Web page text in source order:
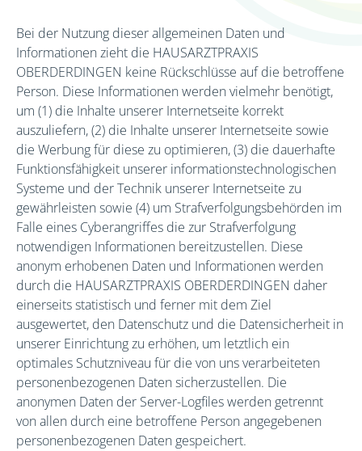
Bei der Nutzung dieser allgemeinen Daten und
Informationen zieht die HAUSARZTPRAXIS
OBERDERDINGEN keine Rückschlüsse auf die betroffene
Person. Diese Informationen werden vielmehr benötigt,
um (1) die Inhalte unserer Internetseite korrekt
auszuliefern, (2) die Inhalte unserer Internetseite sowie
die Werbung für diese zu optimieren, (3) die dauerhafte
Funktionsfähigkeit unserer informationstechnologischen
Systeme und der Technik unserer Internetseite zu
gewährleisten sowie (4) um Strafverfolgungsbehörden im
Falle eines Cyberangriffes die zur Strafverfolgung
notwendigen Informationen bereitzustellen. Diese
anonym erhobenen Daten und Informationen werden
durch die HAUSARZTPRAXIS OBERDERDINGEN daher
einerseits statistisch und ferner mit dem Ziel
ausgewertet, den Datenschutz und die Datensicherheit in
unserer Einrichtung zu erhöhen, um letztlich ein
optimales Schutzniveau für die von uns verarbeiteten
personenbezogenen Daten sicherzustellen. Die
anonymen Daten der Server-Logfiles werden getrennt
von allen durch eine betroffene Person angegebenen
personenbezogenen Daten gespeichert.